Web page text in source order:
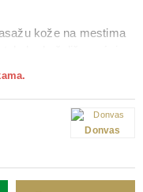
kožena mestima
ne upije;
napetosti.Donvas